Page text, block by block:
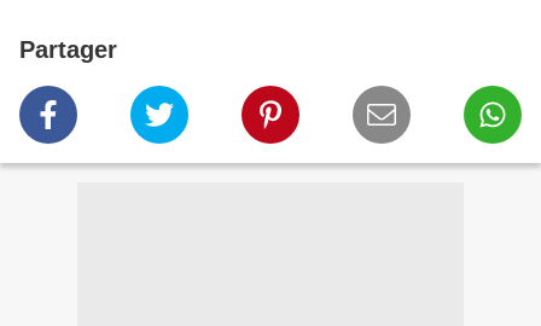
Partager